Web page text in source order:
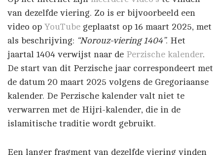
van dezelfde viering. Zo is er bijvoorbeeld een
video op YouTube geplaatst op 16 maart 2025, met
als beschrijving: “Norouz-viering 1404”. Het
jaartal 1404 verwijst naar de Perzische kalender.
De start van dit Perzische jaar correspondeert met
de datum 20 maart 2025 volgens de Gregoriaanse
kalender. De Perzische kalender valt niet te
verwarren met de Hijri-kalender, die in de
islamitische traditie wordt gebruikt.
Een langer fragment van dezelfde viering vinden